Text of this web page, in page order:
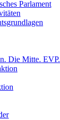
Parlament
Die Mitte. EVP.